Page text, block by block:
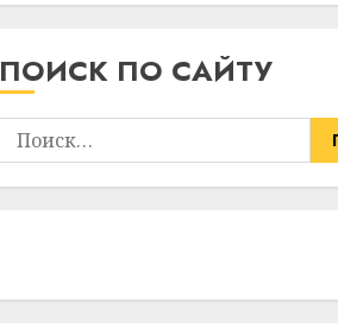
ПОИСК ПО САЙТУ
Найти: